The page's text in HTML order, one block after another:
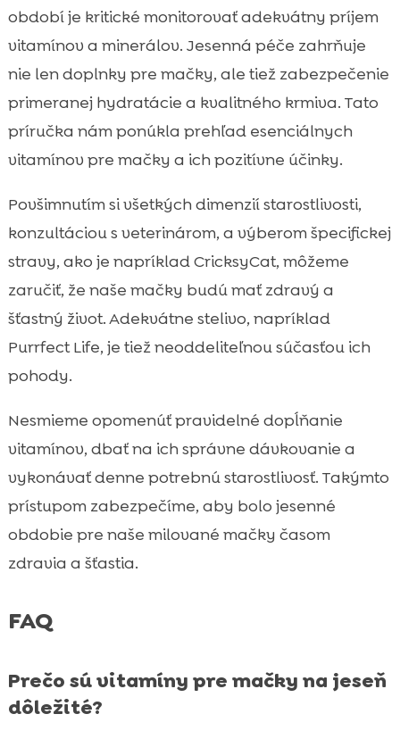
období je kritické monitorovať adekvátny príjem
vitamínov a minerálov. Jesenná péče zahrňuje
nie len doplnky pre mačky, ale tiež zabezpečenie
primeranej hydratácie a kvalitného krmiva. Tato
príručka nám ponúkla prehľad esenciálnych
vitamínov pre mačky a ich pozitívne účinky.
Povšimnutím si všetkých dimenzií starostlivosti,
konzultáciou s veterinárom, a výberom špecifickej
stravy, ako je napríklad CricksyCat, môžeme
zaručiť, že naše mačky budú mať zdravý a
šťastný život. Adekvátne stelivo, napríklad
Purrfect Life, je tiež neoddeliteľnou súčasťou ich
pohody.
Nesmieme opomenúť pravidelné dopĺňanie
vitamínov, dbať na ich správne dávkovanie a
vykonávať denne potrebnú starostlivosť. Takýmto
prístupom zabezpečíme, aby bolo jesenné
obdobie pre naše milované mačky časom
zdravia a šťastia.
FAQ
Prečo sú vitamíny pre mačky na jeseň
dôležité?